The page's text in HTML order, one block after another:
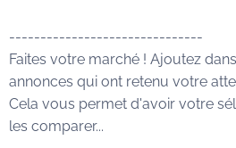
-------------------------------
Faites votre marché ! Ajoutez
annonces qui ont retenu votre
Cela vous permet d'avoir votre
les comparer...